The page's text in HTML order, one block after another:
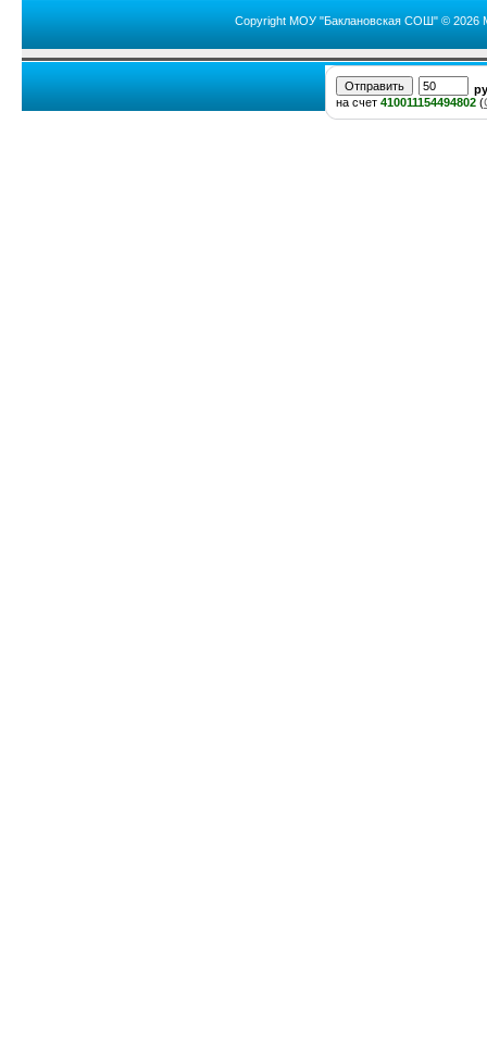
Copyright МОУ "Баклановская СОШ" © 2026
на счет 410011154494802 (